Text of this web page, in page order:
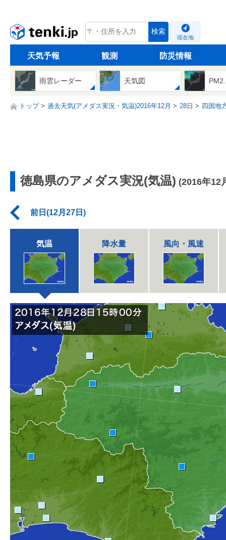
tenki.jp 検索
現在地
天気予報 観測 防災情報
雨雲レーダー 天気図
トップ 過去天気(アメダス実況・気温)2016年12月 28日 四国地
徳島県のアメダス実況(気温) (2016年12
前日(12月27日)
気温 降水量 風向・風速